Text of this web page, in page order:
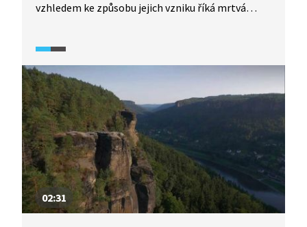
vzhledem ke způsobu jejich vzniku říká mrtvá
02:31